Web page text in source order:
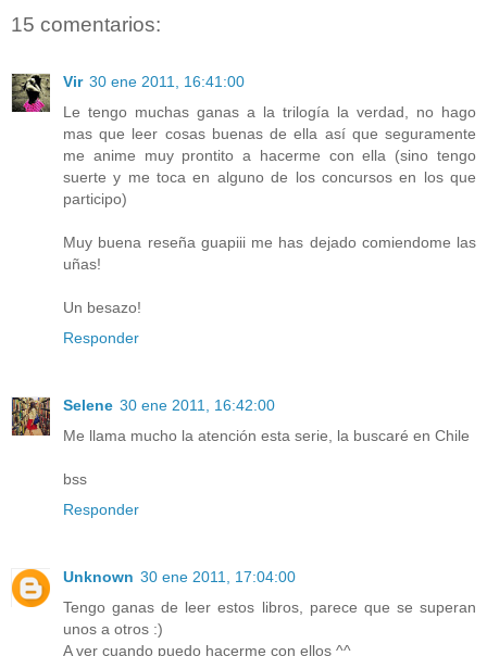
15 comentarios:
Vir 30 ene 2011, 16:41:00
Le tengo muchas ganas a la trilogía la verdad, no hago
mas que leer cosas buenas de ella así que seguramente
me anime muy prontito a hacerme con ella (sino tengo
suerte y me toca en alguno de los concursos en los que
participo)
Muy buena reseña guapiii me has dejado comiendome las
uñas!
Un besazo!
Responder
Selene 30 ene 2011, 16:42:00
Me llama mucho la atención esta serie, la buscaré en Chile
bss
Responder
Unknown 30 ene 2011, 17:04:00
Tengo ganas de leer estos libros, parece que se superan
unos a otros :)
A ver cuando puedo hacerme con ellos ^^